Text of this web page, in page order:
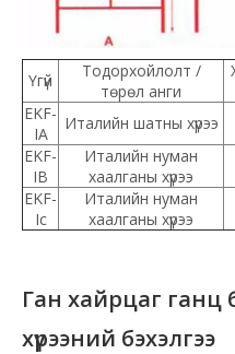
Үгүй
Тодорхойлолт /
төрөл анги
EKF-
IA
Италийн шатны хүрээ
EKF-
IB
Италийн нуман
хаалганы хүрээ
EKF-
Ic
Италийн нуман
хаалганы хүрээ
Ган хайрцаг
хүрээний бэхэлгээ